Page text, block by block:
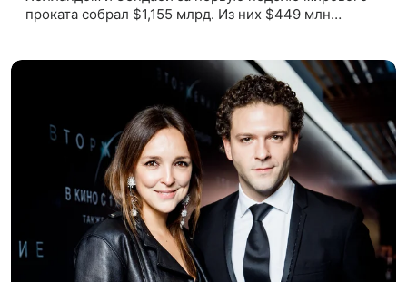
проката собрал $1,155 млрд. Из них $449 млн